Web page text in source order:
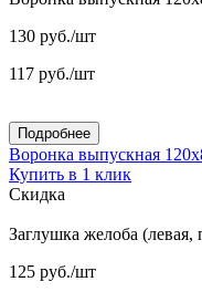
130 руб./шт
117 руб./шт
Подробнее
Воронка выпускная
Купить в 1 клик
Скидка
Заглушка желоба
125 руб./шт